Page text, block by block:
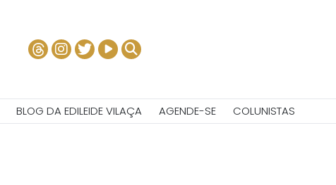
BLOG DA EDILEIDE VILAÇA AGENDE-SE COLUNISTAS